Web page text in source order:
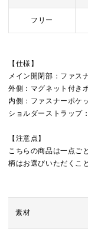
フリー
【仕様】
メイン開閉部：ファス
外側：マグネット付き
内側：ファスナーポケ
ショルダーストラップ
【注意点】
こちらの商品は一点ご
柄はお選びいただくこ
素材